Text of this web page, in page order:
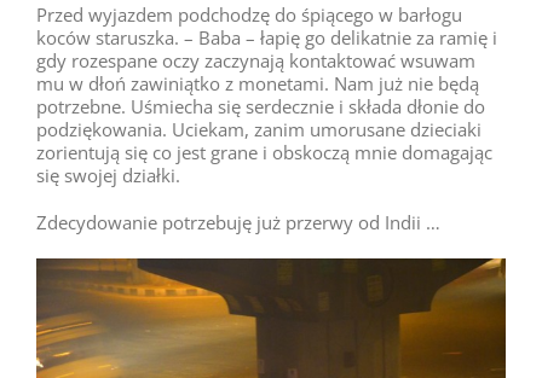
Przed wyjazdem podchodzę do śpiącego w barłogu
koców staruszka. – Baba – łapię go delikatnie za ramię i
gdy rozespane oczy zaczynają kontaktować wsuwam
mu w dłoń zawiniątko z monetami. Nam już nie będą
potrzebne. Uśmiecha się serdecznie i składa dłonie do
podziękowania. Uciekam, zanim umorusane dzieciaki
zorientują się co jest grane i obskoczą mnie domagając
się swojej działki.
Zdecydowanie potrzebuję już przerwy od Indii …